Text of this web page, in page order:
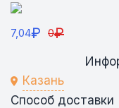
7,04₽ 0₽
Казань
Способ доставки